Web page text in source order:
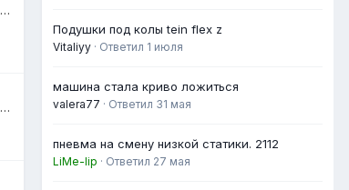
Кто лучше справится с горбатыми дорогами: пневмоподвеска или жесткая подвеска на бублях?
Пневмоподвеска на Transporter T3
Подушки под колы tein flex z
Vitaliyy · Ответил 1 июля
машина стала криво ложиться
valera77 · Ответил 31 мая
пневма на смену низкой статики. 2112
LiMe-lip · Ответил 27 мая